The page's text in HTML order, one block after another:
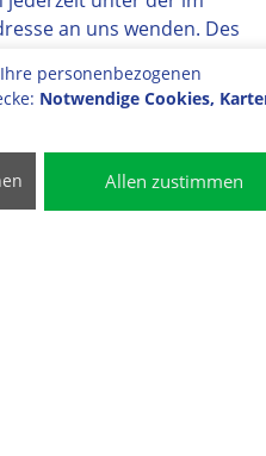
an uns wenden. Des
zu. Außerdem haben Sie
die
verlangen. Details hierzu
unter "Recht
personenbezogenen
Notwendige Cookies,
Allen zustimmen